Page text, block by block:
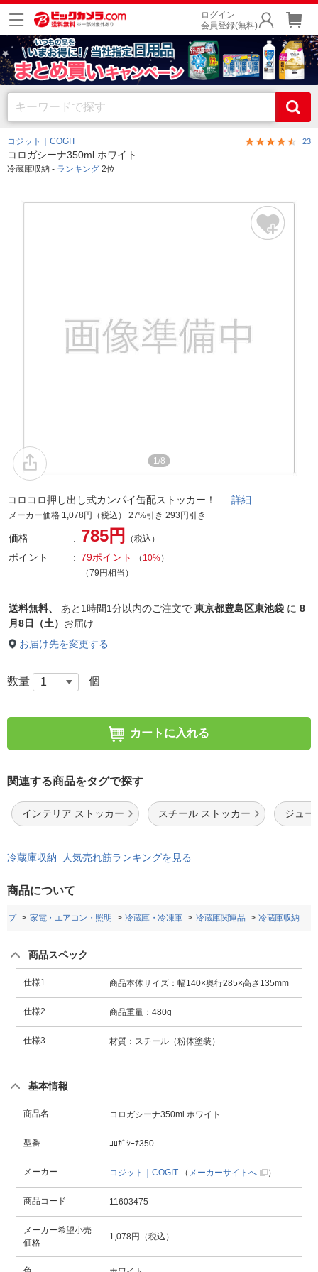
ログイン
会員登録(無料)
コジット｜COGIT 23
コロガシーナ350ml ホワイト
冷蔵庫収納 - ランキング 2位
1/8
コロコロ押し出し式カンパイ缶配ストッカー！ 詳細
メーカー価格 1,078円（税込） 27%引き 293円引き
価格 785円 （税込）
ポイント 79ポイント （ 10%）
（79円相当）
送料無料、 あと 1時間1分以内のご注文で 東京都豊島区東池袋 に 8
月8日（土） お届け
お届け先を変更する
数量 個
カートに入れる
関連する商品をタグで探す
インテリア ストッカー スチール ストッカー ジュー
冷蔵庫収納 人気売れ筋ランキングを見る
商品について
プ 家電・エアコン・照明 冷蔵庫・冷凍庫 冷蔵庫関連品 冷蔵庫収納
商品スペック
仕様1 商品本体サイズ：幅140×奥行285×高さ135mm
仕様2 商品重量：480g
仕様3 材質：スチール（粉体塗装）
基本情報
商品名 コロガシーナ350ml ホワイト
型番 ｺﾛｶﾞｼｰﾅ350
メーカー コジット｜COGIT （ メーカーサイトへ ）
商品コード 11603475
メーカー希望小売
価格
1,078円（税込）